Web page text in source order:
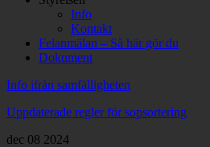
Info
Kontakt
Felanmälan – Så här gör du
Dokument
Info ifrån samfälligheten
Uppdaterade regler för sopsortering
dec 08 2024